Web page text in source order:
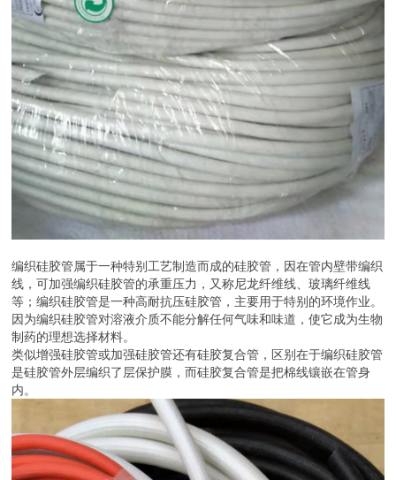
编织硅胶管属于一种特别工艺制造而成的硅胶管，因在管内壁带编织
线，可加强编织硅胶管的承重压力，又称尼龙纤维线、玻璃纤维线
等；编织硅胶管是一种高耐抗压硅胶管，主要用于特别的环境作业。
因为编织硅胶管对溶液介质不能分解任何气味和味道，使它成为生物
制药的理想选择材料。
类似增强硅胶管或加强硅胶管还有硅胶复合管，区别在于编织硅胶管
是硅胶管外层编织了层保护膜，而硅胶复合管是把棉线镶嵌在管身
内。